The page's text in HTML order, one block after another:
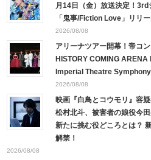
月14日（金）放送決定！3rd
「鬼事/Fiction Love」リリ
2026/08/08
アリーナツアー開幕！帝コ
HISTORY COMING ARENA
Imperial Theatre Symphony-
2026/08/08
映画『白鳥とコウモリ』容
松村北斗、被害者の娘役今
新たに挑む役どころとは？
解禁！
2026/08/08